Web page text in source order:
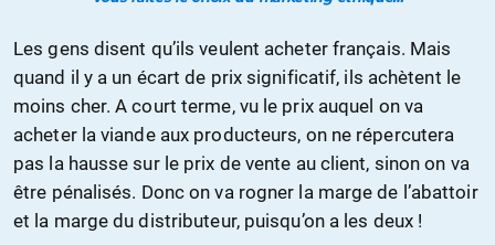
Les gens disent qu’ils veulent acheter français. Mais
quand il y a un écart de prix significatif, ils achètent le
moins cher. A court terme, vu le prix auquel on va
acheter la viande aux producteurs, on ne répercutera
pas la hausse sur le prix de vente au client, sinon on va
être pénalisés. Donc on va rogner la marge de l’abattoir
et la marge du distributeur, puisqu’on a les deux !